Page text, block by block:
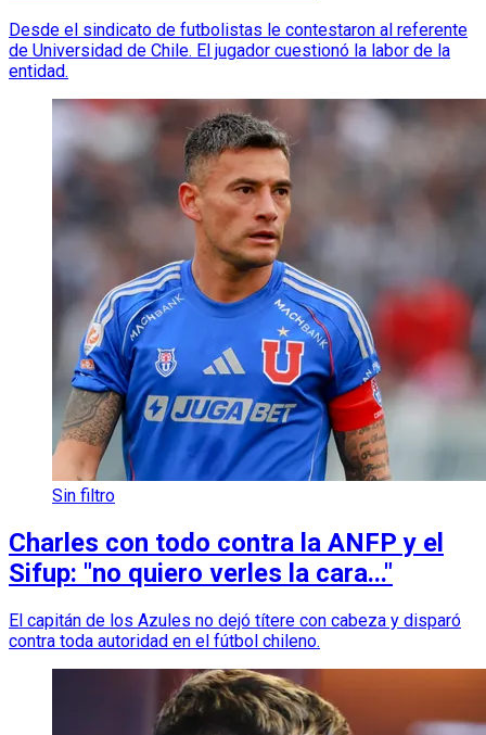
Desde el sindicato de futbolistas le contestaron al referente
de Universidad de Chile. El jugador cuestionó la labor de la
entidad.
Sin filtro
Charles con todo contra la ANFP y el
Sifup: "no quiero verles la cara..."
El capitán de los Azules no dejó títere con cabeza y disparó
contra toda autoridad en el fútbol chileno.